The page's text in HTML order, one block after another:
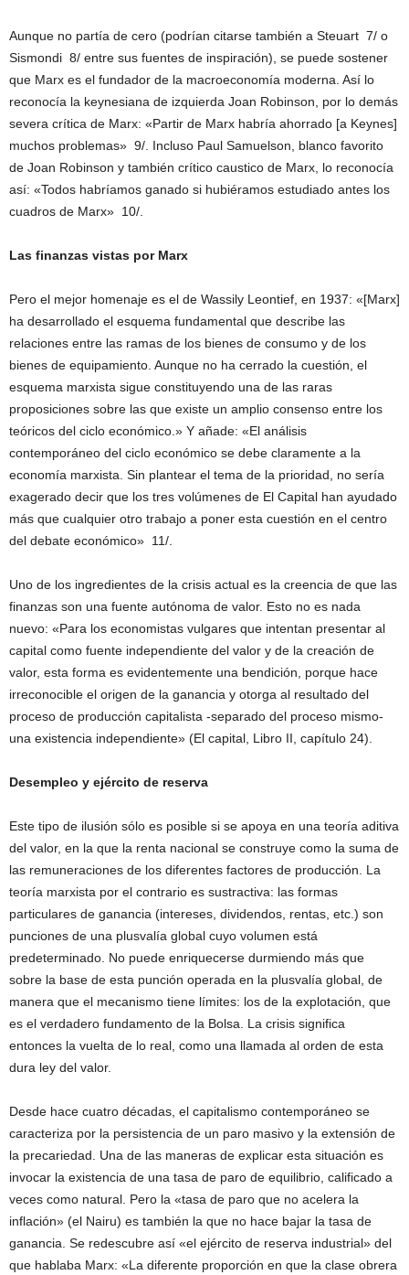
Aunque no partía de cero (podrían citarse también a Steuart 7/ o
Sismondi 8/ entre sus fuentes de inspiración), se puede sostener
que Marx es el fundador de la macroeconomía moderna. Así lo
reconocía la keynesiana de izquierda Joan Robinson, por lo demás
severa crítica de Marx: «Partir de Marx habría ahorrado [a Keynes]
muchos problemas» 9/. Incluso Paul Samuelson, blanco favorito
de Joan Robinson y también crítico caustico de Marx, lo reconocía
así: «Todos habríamos ganado si hubiéramos estudiado antes los
cuadros de Marx» 10/.
Las finanzas vistas por Marx
Pero el mejor homenaje es el de Wassily Leontief, en 1937: «[Marx]
ha desarrollado el esquema fundamental que describe las
relaciones entre las ramas de los bienes de consumo y de los
bienes de equipamiento. Aunque no ha cerrado la cuestión, el
esquema marxista sigue constituyendo una de las raras
proposiciones sobre las que existe un amplio consenso entre los
teóricos del ciclo económico.» Y añade: «El análisis
contemporáneo del ciclo económico se debe claramente a la
economía marxista. Sin plantear el tema de la prioridad, no sería
exagerado decir que los tres volúmenes de El Capital han ayudado
más que cualquier otro trabajo a poner esta cuestión en el centro
del debate económico» 11/.
Uno de los ingredientes de la crisis actual es la creencia de que las
finanzas son una fuente autónoma de valor. Esto no es nada
nuevo: «Para los economistas vulgares que intentan presentar al
capital como fuente independiente del valor y de la creación de
valor, esta forma es evidentemente una bendición, porque hace
irreconocible el origen de la ganancia y otorga al resultado del
proceso de producción capitalista -separado del proceso mismo-
una existencia independiente» (El capital, Libro II, capítulo 24).
Desempleo y ejército de reserva
Este tipo de ilusión sólo es posible si se apoya en una teoría aditiva
del valor, en la que la renta nacional se construye como la suma de
las remuneraciones de los diferentes factores de producción. La
teoría marxista por el contrario es sustractiva: las formas
particulares de ganancia (intereses, dividendos, rentas, etc.) son
punciones de una plusvalía global cuyo volumen está
predeterminado. No puede enriquecerse durmiendo más que
sobre la base de esta punción operada en la plusvalía global, de
manera que el mecanismo tiene límites: los de la explotación, que
es el verdadero fundamento de la Bolsa. La crisis significa
entonces la vuelta de lo real, como una llamada al orden de esta
dura ley del valor.
Desde hace cuatro décadas, el capitalismo contemporáneo se
caracteriza por la persistencia de un paro masivo y la extensión de
la precariedad. Una de las maneras de explicar esta situación es
invocar la existencia de una tasa de paro de equilibrio, calificado a
veces como natural. Pero la «tasa de paro que no acelera la
inflación» (el Nairu) es también la que no hace bajar la tasa de
ganancia. Se redescubre así «el ejército de reserva industrial» del
que hablaba Marx: «La diferente proporción en que la clase obrera